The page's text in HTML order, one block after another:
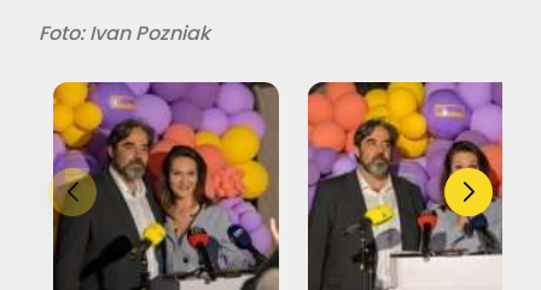
Foto: Ivan Pozniak